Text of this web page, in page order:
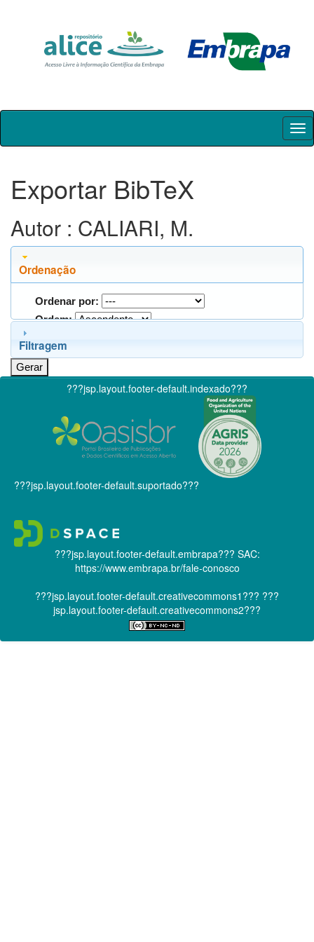
Skip
Exportar BibTeX
Autor : CALIARI, M.
Ordenação
Ordenar por:
Ordem:
Filtragem
???jsp.layout.footer-default.indexado???
???jsp.layout.footer-default.suportado???
???jsp.layout.footer-default.embrapa??? SAC:
https://www.embrapa.br/fale-conosco
???jsp.layout.footer-default.creativecommons1??? ???
jsp.layout.footer-default.creativecommons2???